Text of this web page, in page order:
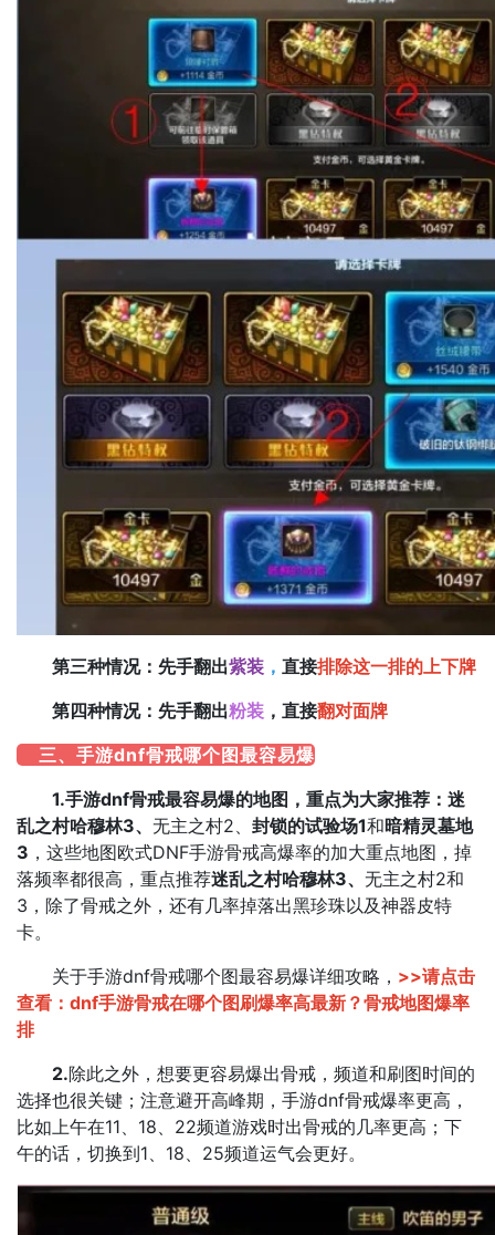
第三种情况：先手翻出紫装 ， 直接排除这一排的上下牌
第四种情况：先手翻出粉装 ，直接翻对面牌
三、手游dnf骨戒哪个图最容易爆
1.手游dnf骨戒最容易爆的地图，重点为大家推荐：迷
乱之村哈穆林3、 无主之村2、 封锁的试验场‌1和暗精灵墓地
3 ，这些地图欧式DNF手游骨戒高爆率的加大重点地图，掉
落频率都很高，重点推荐迷乱之村哈穆林3、 无主之村2和
3，除了骨戒之外，还有几率掉落出黑珍珠以及神器皮特
卡。
关于手游dnf骨戒哪个图最容易爆详细攻略， >>请点击
查看： dnf手游骨戒在哪个图刷爆率高最新？骨戒地图爆率
排
2.除此之外，想要更容易爆出骨戒，频道和刷图时间的
选择也很关键；注意避开高峰期，手游dnf骨戒爆率更高，
比如上午在11、18、22频道游戏时出骨戒的几率更高；下
午的话，切换到1、18、25频道运气会更好。